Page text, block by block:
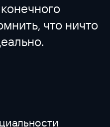
что ничто